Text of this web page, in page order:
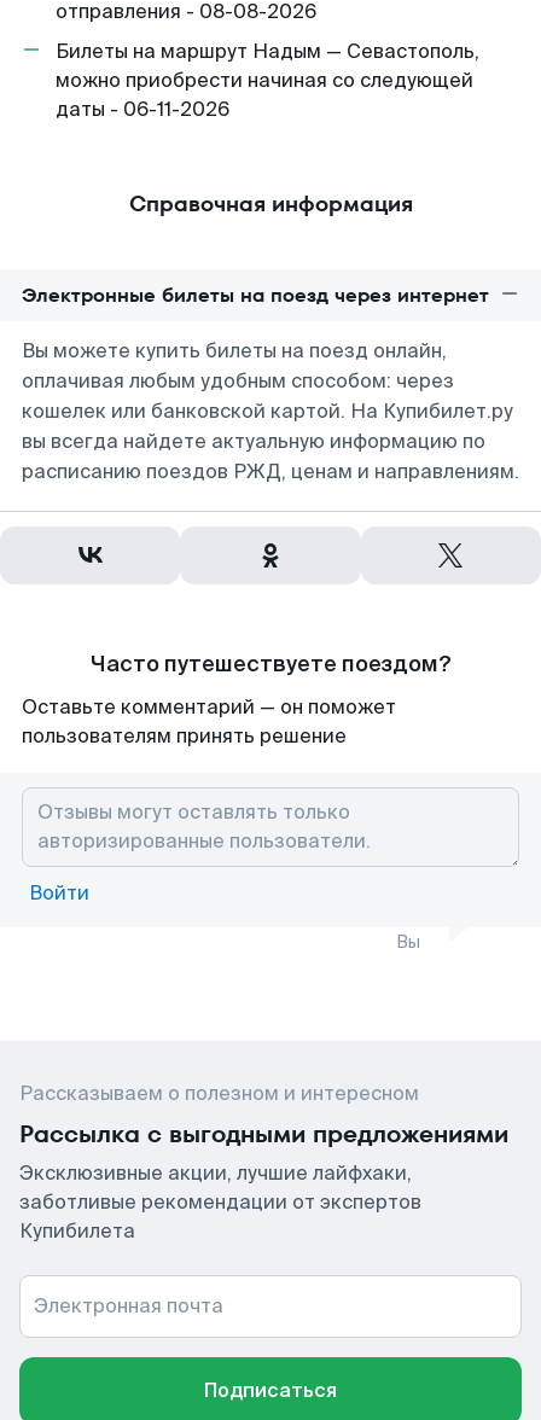
отправления - 08-08-2026
Билеты на маршрут Надым — Севастополь,
можно приобрести начиная со следующей
даты - 06-11-2026
Справочная информация
Электронные билеты на поезд через интернет
Вы можете купить билеты на поезд онлайн,
оплачивая любым удобным способом: через
кошелек или банковской картой. На Купибилет.ру
вы всегда найдете актуальную информацию по
расписанию поездов РЖД, ценам и направлениям.
Часто путешествуете поездом?
Оставьте комментарий — он поможет
пользователям принять решение
Войти
Вы
Рассказываем о полезном и интересном
Рассылка с выгодными предложениями
Эксклюзивные акции, лучшие лайфхаки,
заботливые рекомендации от экспертов
Купибилета
Электронная почта
Подписаться